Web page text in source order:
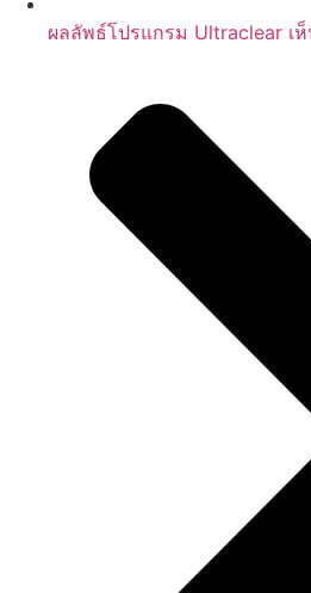
ผลลัพธ์โปรแกรม Ultraclear เห็